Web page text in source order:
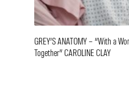
GREY’S ANATOMY – “With a
Together” CAROLINE CLAY